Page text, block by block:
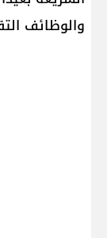
والوظائف